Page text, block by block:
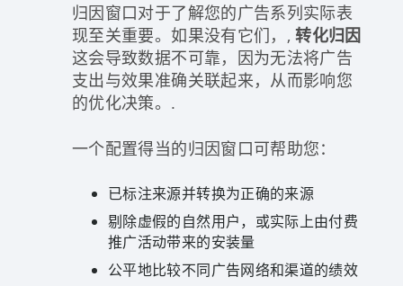
归因窗口对于了解您的广告系列实际表
现至关重要。如果没有它们，,转化归因
这会导致数据不可靠，因为无法将广告
支出与效果准确关联起来，从而影响您
的优化决策。.
一个配置得当的归因窗口可帮助您：
已标注来源并转换为正确的来源
剔除虚假的自然用户，或实际上由付费
推广活动带来的安装量
公平地比较不同广告网络和渠道的绩效